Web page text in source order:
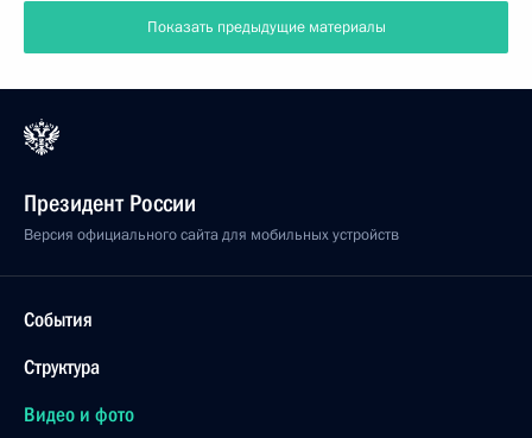
Показать предыдущие материалы
Президент России
Версия официального сайта для мобильных устройств
События
Структура
Видео и фото